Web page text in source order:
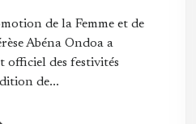
de la Femme et de
Abéna Ondoa a
officiel des festivités
de...